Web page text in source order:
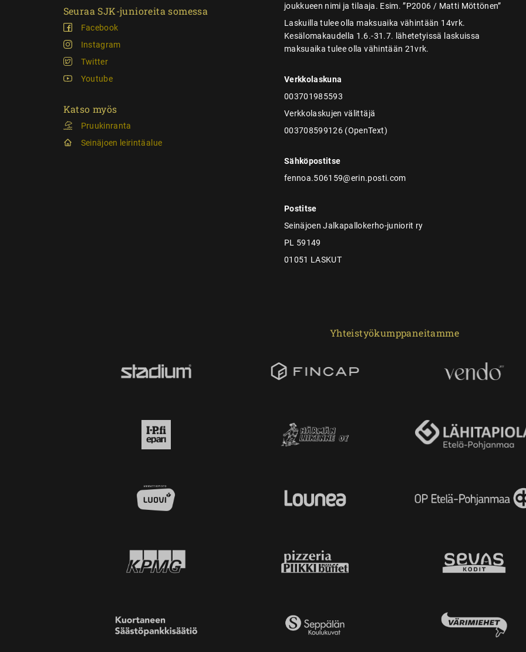
Seuraa SJK-junioreita somessa
Facebook
Instagram
Twitter
Youtube
Katso myös
Pruukinranta
Seinäjoen leirintäalue
joukkueen nimi ja tilaaja. Esim. ”P2006 / Matti Möttönen”
Laskuilla tulee olla maksuaika vähintään 14vrk.
Kesälomakaudella 1.6.-31.7. lähetetyissä laskuissa
maksuaika tulee olla vähintään 21vrk.
Verkkolaskuna
003701985593
Verkkolaskujen välittäjä
003708599126 (OpenText)
Sähköpostitse
fennoa.506159@erin.posti.com
Postitse
Seinäjoen Jalkapallokerho-juniorit ry
PL 59149
01051 LASKUT
Yhteistyökumppaneitamme